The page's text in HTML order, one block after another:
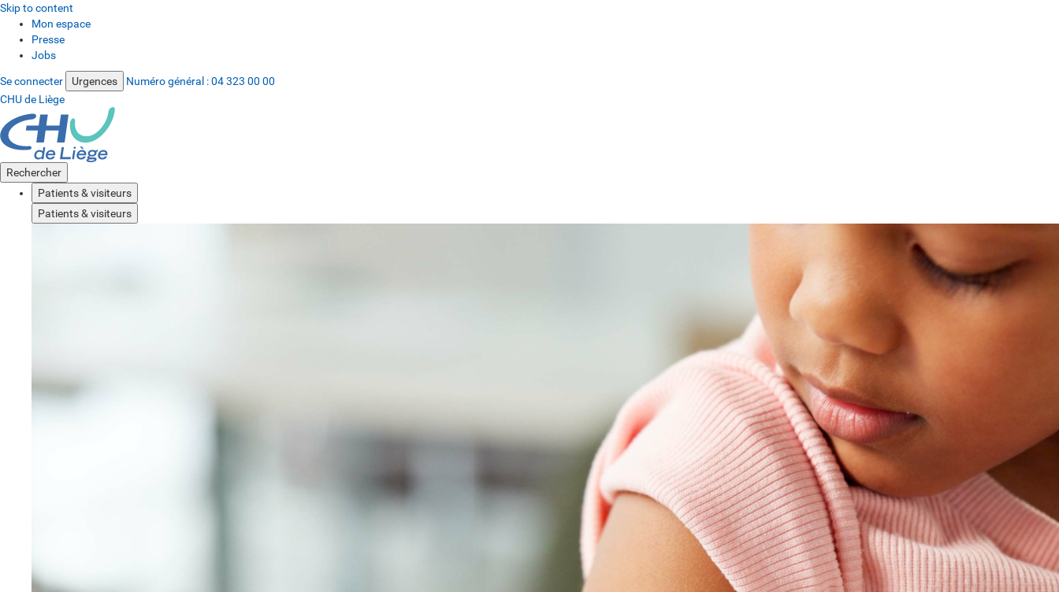
Skip to content
Mon espace
Presse
Jobs
Se connecter Urgences Numéro général :04 323 00 00
CHU de Liège
Rechercher
Patients & visiteurs
Patients & visiteurs